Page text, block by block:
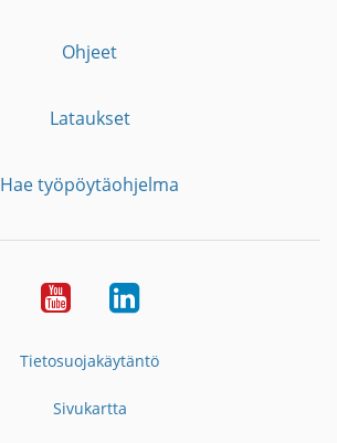
Ohjeet
Lataukset
Hae työpöytäohjelma
YouTubeLinkedIn
Tietosuojakäytäntö
Sivukartta